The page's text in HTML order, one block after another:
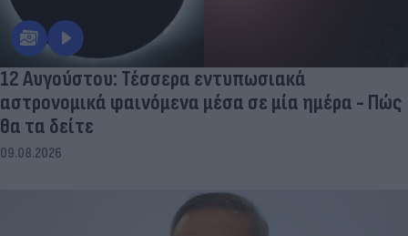
12 Αυγούστου: Τέσσερα εντυπωσιακά
αστρονομικά φαινόμενα μέσα σε μία ημέρα - Πώς
θα τα δείτε
09.08.2026